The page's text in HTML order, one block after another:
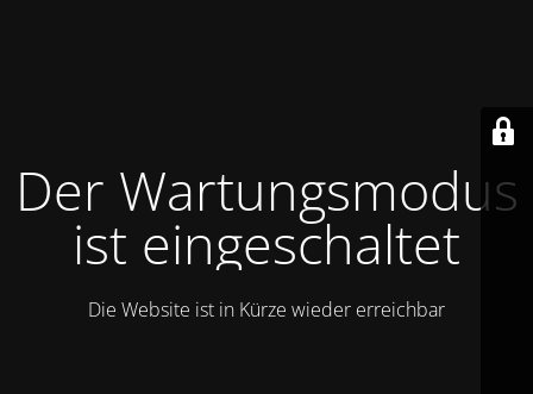
Der Wartungsmodus
ist eingeschaltet
Die Website ist in Kürze wieder erreichbar